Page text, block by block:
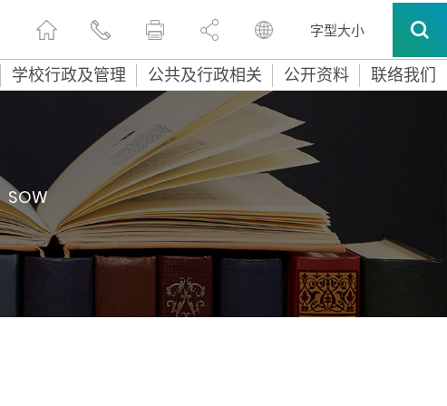
字型大小
学校行政及管理 公共及行政相关 公开资料 联络我们
SOW